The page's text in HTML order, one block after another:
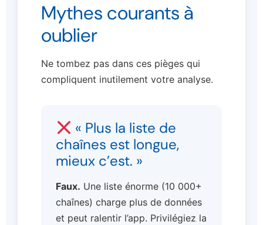
Mythes courants à
oublier
Ne tombez pas dans ces pièges qui
compliquent inutilement votre analyse.
« Plus la liste de
chaînes est longue,
mieux c’est. »
Faux. Une liste énorme (10 000+
chaînes) charge plus de données
et peut ralentir l’app. Privilégiez la